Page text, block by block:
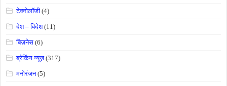
टेक्नोलॉजी (4)
देश – विदेश(11)
बिज़नेस (6)
ब्रेकिंग न्यूज़(317)
मनोरंजन(5)